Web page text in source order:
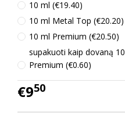
10 ml (€19.40)
10 ml Metal Top (€20.20)
10 ml Premium (€20.50)
supakuoti kaip dovaną 10
Premium (€0.60)
€950